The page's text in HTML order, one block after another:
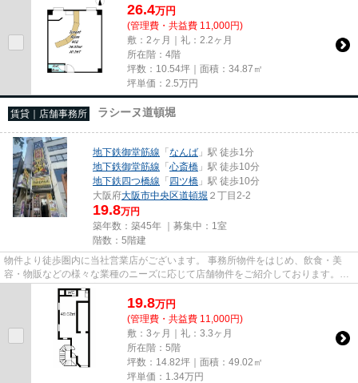
26.4万円
(管理費・共益費 11,000円)
敷：2ヶ月｜礼：2.2ヶ月
所在階：4階
坪数：10.54坪｜面積：34.87㎡
坪単価： 2.5万円
賃貸｜店舗事務所 ラシーヌ道頓堀
地下鉄御堂筋線 「なんば 」駅 徒歩1分
地下鉄御堂筋線 「心斎橋 」駅 徒歩10分
地下鉄四つ橋線 「四ツ橋 」駅 徒歩10分
大阪府大阪市中央区道頓堀 ２丁目2-2
19.8万円
築年数：築45年 ｜募集中： 1室
階数：5階建
物件より徒歩圏内に当社営業店がございます。 事務所物件をはじめ、飲食・美
容・物販などの様々な業種のニーズに応じて店舗物件をご紹介しております。
尚、弊社ではおとり広告は一切...
19.8万円
(管理費・共益費 11,000円)
敷：3ヶ月｜礼：3.3ヶ月
所在階：5階
坪数：14.82坪｜面積：49.02㎡
坪単価： 1.34万円